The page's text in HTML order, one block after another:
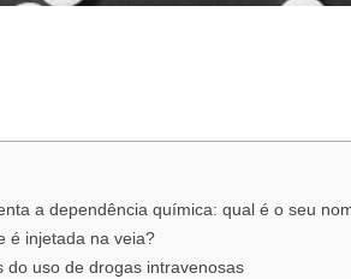
a dependência química: qual é o seu
é injetada na veia?
do uso de drogas intravenosas